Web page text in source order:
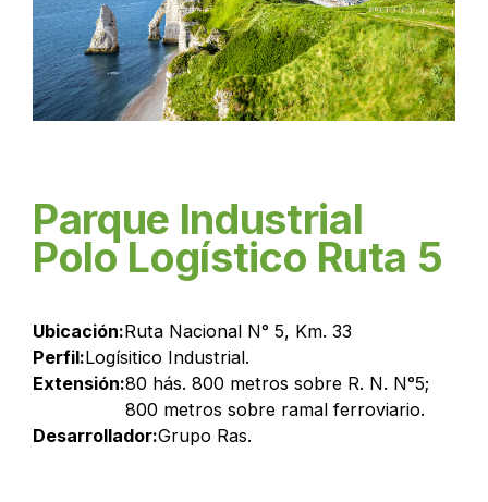
Parque Industrial
Polo Logístico Ruta 5
Ubicación:Ruta Nacional N° 5, Km. 33
Perfil:Logísitico Industrial.
Extensión:80 hás. 800 metros sobre R. N. N°5;
800 metros sobre ramal ferroviario.
Desarrollador:Grupo Ras.